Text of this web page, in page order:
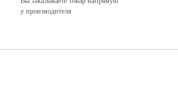
у производителя